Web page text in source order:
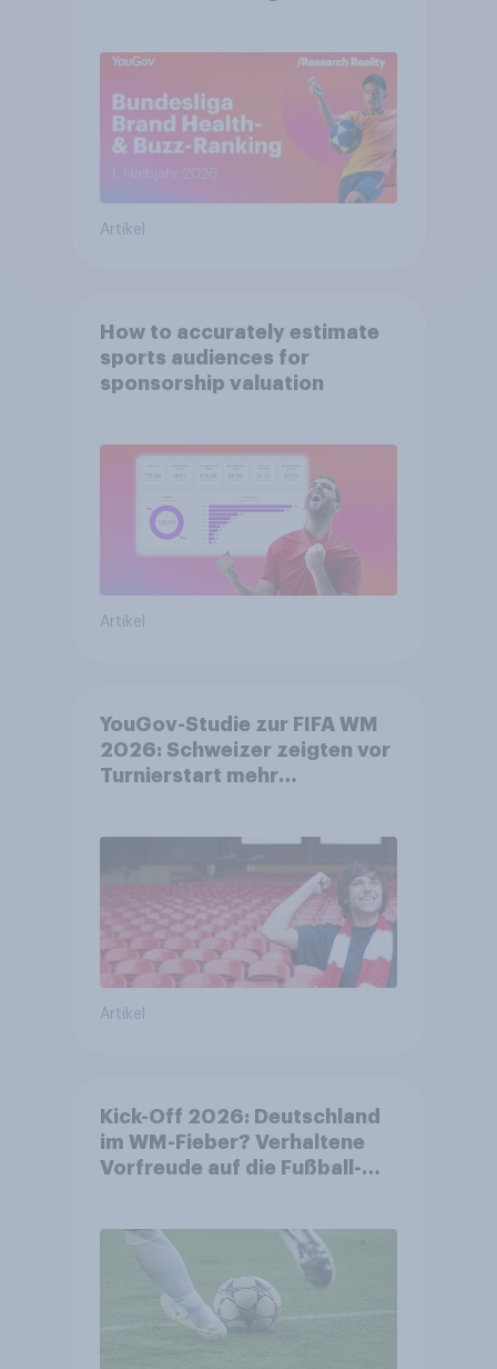
Artikel
How to accurately estimate
sports audiences for
sponsorship valuation
Artikel
YouGov-Studie zur FIFA WM
2026: Schweizer zeigten vor
Turnierstart mehr
Artikel
Kick-Off 2026: Deutschland
im WM-Fieber? Verhaltene
Vorfreude auf die Fußball-